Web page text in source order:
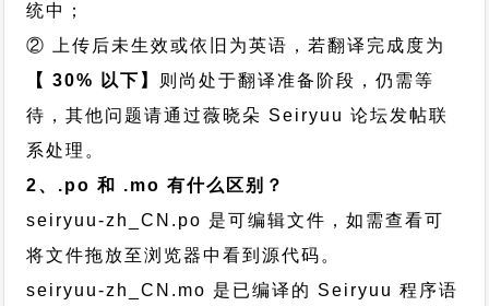
统中；
② 上传后未生效或依旧为英语，若翻译完成度为
【 30% 以下】 则尚处于翻译准备阶段，仍需等
待，其他问题请通过薇晓朵 Seiryuu 论坛发帖联
系处理。
2、.po 和 .mo 有什么区别？
seiryuu-zh_CN.po 是可编辑文件，如需查看可
将文件拖放至浏览器中看到源代码。
seiryuu-zh_CN.mo 是已编译的 Seiryuu 程序语